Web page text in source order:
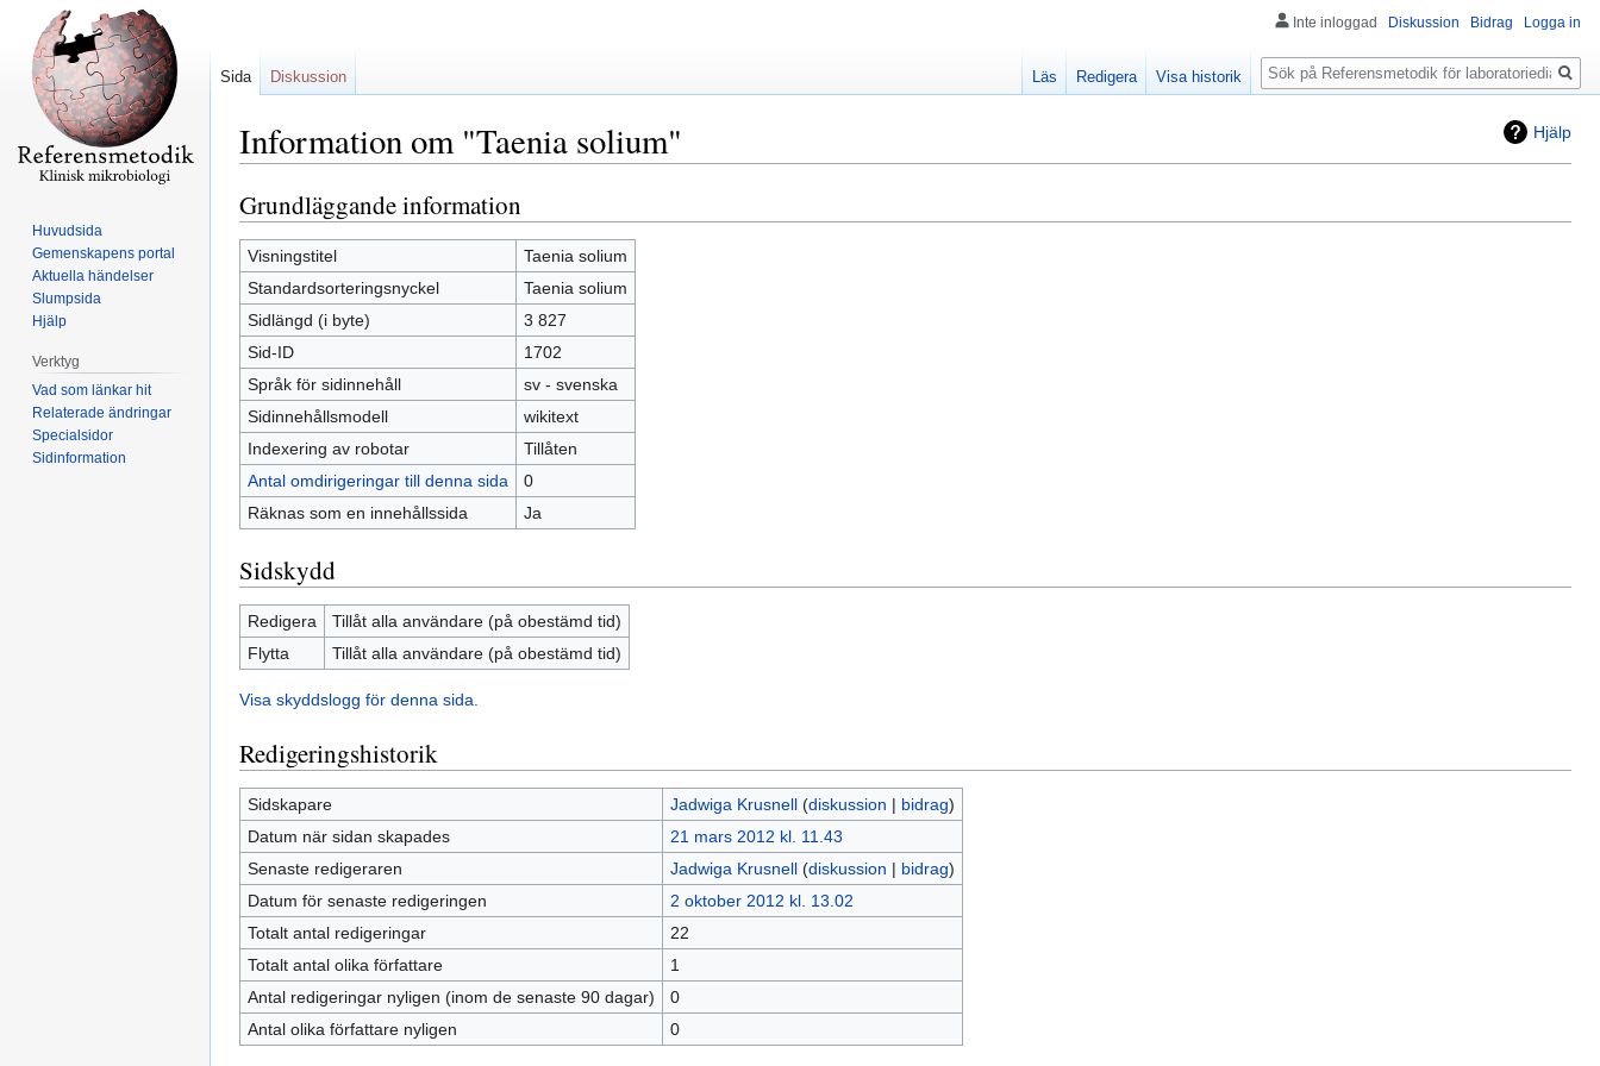
Hjälp
Information om "Taenia solium"
Hoppa
till
navigering
Hoppa
till
sök
Grundläggande information
Visningstitel
Taenia solium
Standardsorteringsnyckel
Taenia solium
Sidlängd (i byte)
3 827
Sid-ID
1702
Språk för sidinnehåll
sv - svenska
Sidinnehållsmodell
wikitext
Indexering av robotar
Tillåten
Antal omdirigeringar till denna sida
0
Räknas som en innehållssida
Ja
Sidskydd
Redigera
Tillåt alla användare (på obestämd tid)
Flytta
Tillåt alla användare (på obestämd tid)
Visa skyddslogg för denna sida.
Redigeringshistorik
Sidskapare Jadwiga Krusnell (diskussion | bidrag)
Datum när sidan skapades
21 mars 2012 kl. 11.43
Senaste redigeraren
Jadwiga Krusnell (diskussion | bidrag)
Datum för senaste redigeringen
2 oktober 2012 kl. 13.02
Totalt antal redigeringar
22
Totalt antal olika författare
1
Antal redigeringar nyligen (inom de senaste 90 dagar)
0
Antal olika författare nyligen
0
Inte inloggad Diskussion Bidrag Logga in
Sida Diskussion Läs Redigera Visa historik
Sök
Huvudsida
Gemenskapens portal
Aktuella händelser
Slumpsida
Hjälp
Verktyg
Vad som länkar hit
Relaterade ändringar
Specialsidor
Sidinformation